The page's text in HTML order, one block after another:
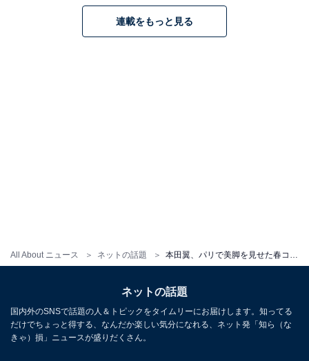
All About ニュース ネットの話題 本田翼、パリで美脚を見せた春コーデ披露！ 「かわいすぎて息止まったw」「もしかして春の妖精」
連載をもっと見る
ネットの話題
国内外のSNSで話題の人＆トピックをタイムリーにお届けします。知ってる
だけでちょっと得する、なんだか楽しい気分になれる、ネット発「知ら（な
きゃ）損」ニュースが盛りだくさん。